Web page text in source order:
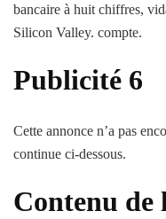
bancaire à huit chiffres,
Silicon Valley. compte.
Publicité 6
Cette annonce n’a pas
continue ci-dessous.
Contenu de